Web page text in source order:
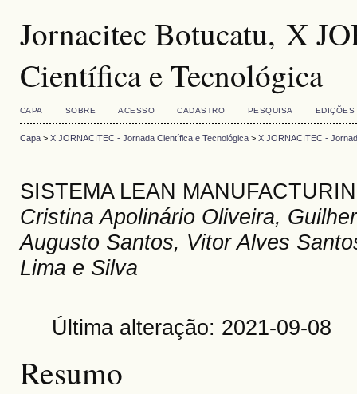
Jornacitec Botucatu, X
Científica e Tecnológica
CAPA SOBRE ACESSO CADASTRO PESQUISA EDIÇÕES
Capa> X JORNACITEC - Jornada Científica e Tecnológica> X JORNACITEC -
SISTEMA LEAN
Cristina Apolinário Oliveira,
Augusto Santos, Vitor Alves
Lima e Silva
Última alteração: 2021-09-08
Resumo